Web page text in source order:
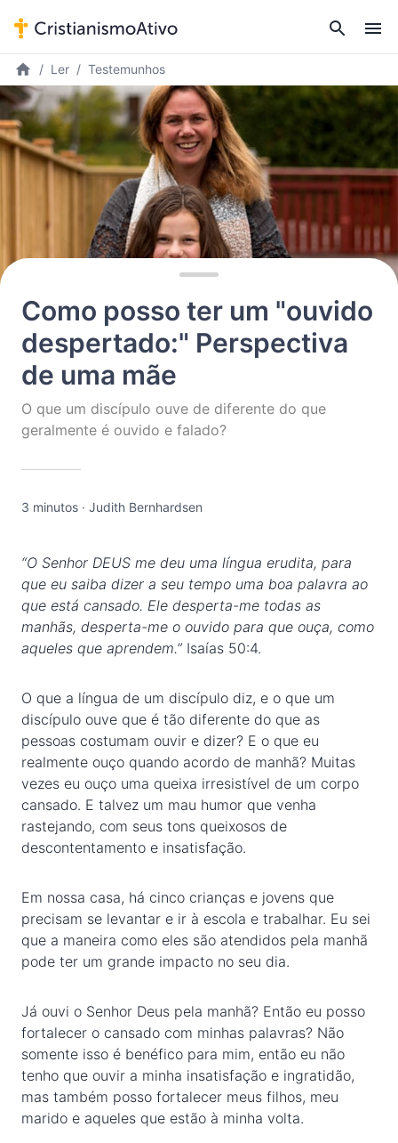
Ler Testemunhos
Como posso ter um "ouvido
despertado:" Perspectiva
de uma mãe
O que um discípulo ouve de diferente do que
geralmente é ouvido e falado?
3 minutos · Judith Bernhardsen
“O Senhor DEUS me deu uma língua erudita, para
que eu saiba dizer a seu tempo uma boa palavra ao
que está cansado. Ele desperta-me todas as
manhãs, desperta-me o ouvido para que ouça, como
aqueles que aprendem.” Isaías 50:4.
O que a língua de um discípulo diz, e o que um
discípulo ouve que é tão diferente do que as
pessoas costumam ouvir e dizer? E o que eu
realmente ouço quando acordo de manhã? Muitas
vezes eu ouço uma queixa irresistível de um corpo
cansado. E talvez um mau humor que venha
rastejando, com seus tons queixosos de
descontentamento e insatisfação.
Em nossa casa, há cinco crianças e jovens que
precisam se levantar e ir à escola e trabalhar. Eu sei
que a maneira como eles são atendidos pela manhã
pode ter um grande impacto no seu dia.
Já ouvi o Senhor Deus pela manhã? Então eu posso
fortalecer o cansado com minhas palavras? Não
somente isso é benéfico para mim, então eu não
tenho que ouvir a minha insatisfação e ingratidão,
mas também posso fortalecer meus filhos, meu
marido e aqueles que estão à minha volta.